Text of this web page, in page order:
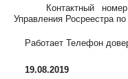
Контактный
Управления Росреестра
Работает Телефон
19.08.2019